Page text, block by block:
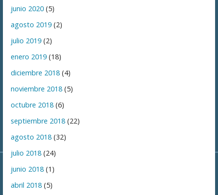
junio 2020 (5)
agosto 2019 (2)
julio 2019 (2)
enero 2019 (18)
diciembre 2018 (4)
noviembre 2018 (5)
octubre 2018 (6)
septiembre 2018 (22)
agosto 2018 (32)
julio 2018 (24)
junio 2018 (1)
abril 2018 (5)